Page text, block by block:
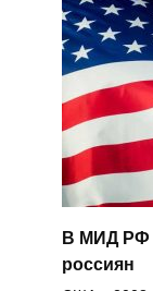
В МИД РФ
россиян